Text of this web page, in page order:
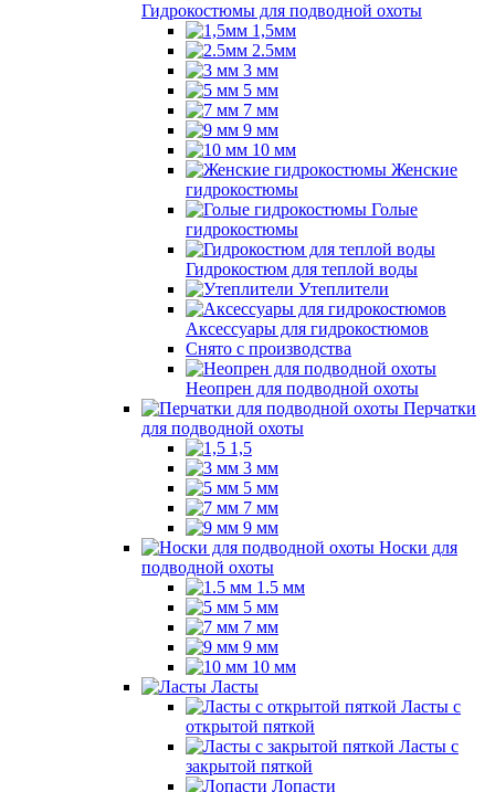
Гидрокостюмы для подводной охоты
1,5мм
2.5мм
3 мм
5 мм
7 мм
9 мм
10 мм
Женские
гидрокостюмы
Голые
гидрокостюмы
Гидрокостюм для теплой воды
Утеплители
Аксессуары для гидрокостюмов
Снято с производства
Неопрен для подводной охоты
Перчатки
для подводной охоты
1,5
3 мм
5 мм
7 мм
9 мм
Носки для
подводной охоты
1.5 мм
5 мм
7 мм
9 мм
10 мм
Ласты
Ласты с
открытой пяткой
Ласты с
закрытой пяткой
Лопасти